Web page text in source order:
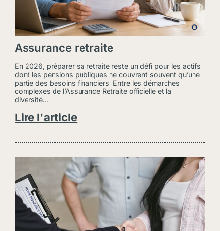
Assurance retraite
En 2026, préparer sa retraite reste un défi pour les actifs
dont les pensions publiques ne couvrent souvent qu’une
partie des besoins financiers. Entre les démarches
complexes de l’Assurance Retraite officielle et la
diversité…
Lire l'article